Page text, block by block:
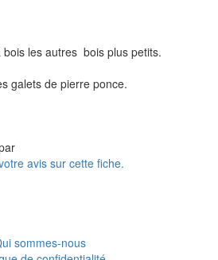
les autres bois plus petits.
galets de pierre ponce.
avis sur cette fiche.
sommes-nous